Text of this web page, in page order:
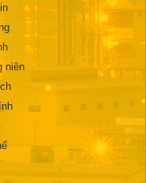
niên